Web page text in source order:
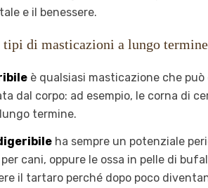
e il benessere.
tipi di masticazioni a lungo
è qualsiasi masticazione che
dal corpo: ad esempio, le corna di
termine.
ha sempre un potenziale
cani, oppure le ossa in pelle di
il tartaro perché dopo poco